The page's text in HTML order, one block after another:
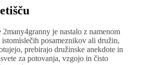
2many4granny je nastalo z namenom
istomislečih posameznikov ali družin,
prebirajo družinske anekdote in
za potovanja, vzgojo in čisto